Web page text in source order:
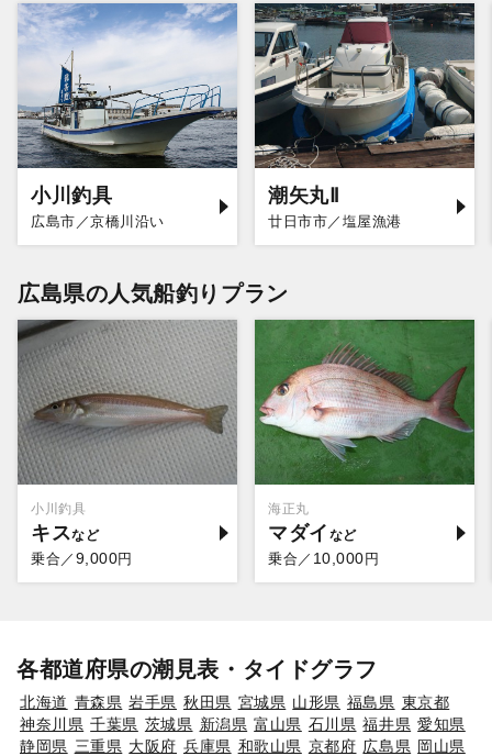
小川釣具
広島市／京橋川沿い
潮矢丸Ⅱ
廿日市市／塩屋漁港
広島県の人気船釣りプラン
小川釣具
キス
乗合／ 9,000円
海正丸
マダイ
乗合／ 10,000円
各都道府県の潮見表・タイドグラフ
北海道 青森県 岩手県 秋田県 宮城県 山形県 福島県 東京都
神奈川県 千葉県 茨城県 新潟県 富山県 石川県 福井県 愛知県
静岡県 三重県 大阪府 兵庫県 和歌山県 京都府 広島県 岡山県